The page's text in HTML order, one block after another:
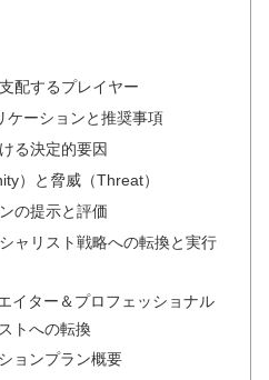
配するプレイヤー
ケーションと推奨事項
る決定的要因
）と脅威（Threat）
の提示と評価
ャリスト戦略への転換と実行
イター＆プロフェッショナル
トへの転換
ョンプラン概要